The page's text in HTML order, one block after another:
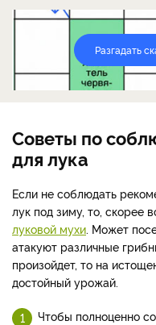
Разгадать
Советы по
для лука
Если не соблюдать
лук под зиму, то, скорее
луковой мухи. Может
атакуют различные
произойдет, то на
достойный урожай.
Чтобы полноценно